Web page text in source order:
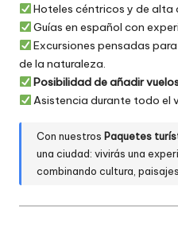
Hoteles céntricos y de alta
Guías en español con
Excursiones pensadas
de la naturaleza.
Posibilidad de añadir
Asistencia durante todo el
Con nuestros Paquetes
una ciudad: vivirás una
combinando cultura,